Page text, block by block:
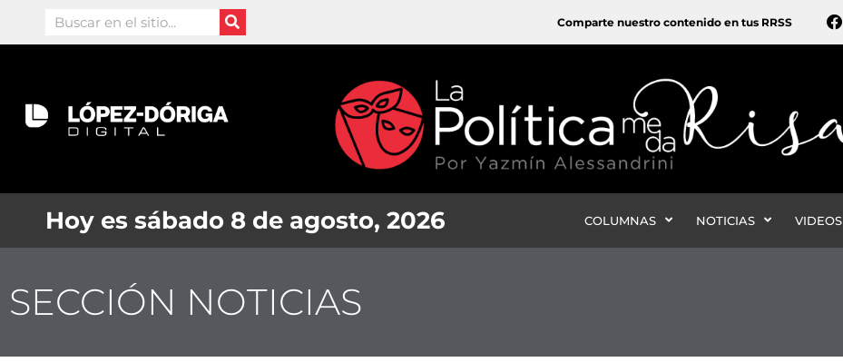
Search Comparte nuestro contenido en tus RRSS
Hoy es sábado 8 de agosto, 2026 COLUMNAS NOTICIAS VIDEOS
SECCIÓN NOTICIAS